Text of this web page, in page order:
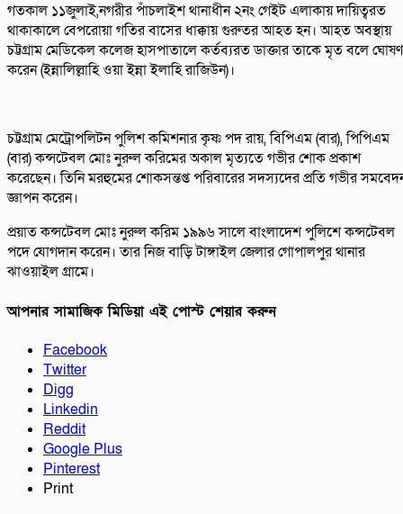
গতকাল ১১জুলাই,নগরীর পাঁচলাইশ থানাধীন ২নং গেইট এলাকায় দায়িত্বরত
থাকাকালে বেপরোয়া গতির বাসের ধাক্কায় গুরুতর আহত হন। আহত অবস্থায়
চট্টগ্রাম মেডিকেল কলেজ হাসপাতালে কর্তব্যরত ডাক্তার তাকে মৃত বলে
করেন (ইন্নালিল্লাহি ওয়া ইন্না ইলাহি রাজিউন)।
চট্টগ্রাম মেট্রোপলিটন পুলিশ কমিশনার কৃষ্ণ পদ রায়, বিপিএম (বার), পিপিএম
(বার) কন্সটেবল মোঃ নুরুল করিমের অকাল মৃত্যতে গভীর শোক প্রকাশ
করেছেন। তিনি মরহুমের শোকসন্তপ্ত পরিবারের সদস্যদের প্রতি গভীর
জ্ঞাপন করেন।
প্রয়াত কন্সটেবল মোঃ নুরুল করিম ১৯৯৬ সালে বাংলাদেশ পুলিশে কন্সটেবল
পদে যোগদান করেন। তার নিজ বাড়ি টাঙ্গাইল জেলার গোপালপুর থানার
ঝাওয়াইল গ্রামে।
আপনার সামাজিক মিডিয়া এই পোস্ট শেয়ার করুন
Facebook
Twitter
Digg
Linkedin
Reddit
Google Plus
Pinterest
Print